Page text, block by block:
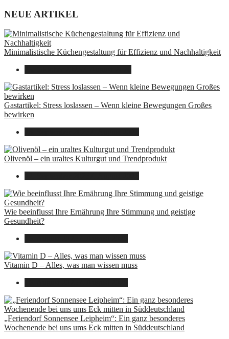
NEUE ARTIKEL
Minimalistische Küchengestaltung für Effizienz und Nachhaltigkeit
Gastartikel: Stress loslassen – Wenn kleine Bewegungen Großes
bewirken
Olivenöl – ein uraltes Kulturgut und Trendprodukt
Wie beeinflusst Ihre Ernährung Ihre Stimmung und geistige
Gesundheit?
Vitamin D – Alles, was man wissen muss
„Feriendorf Sonnensee Leipheim“: Ein ganz besonderes
Wochenende bei uns ums Eck mitten in Süddeutschland